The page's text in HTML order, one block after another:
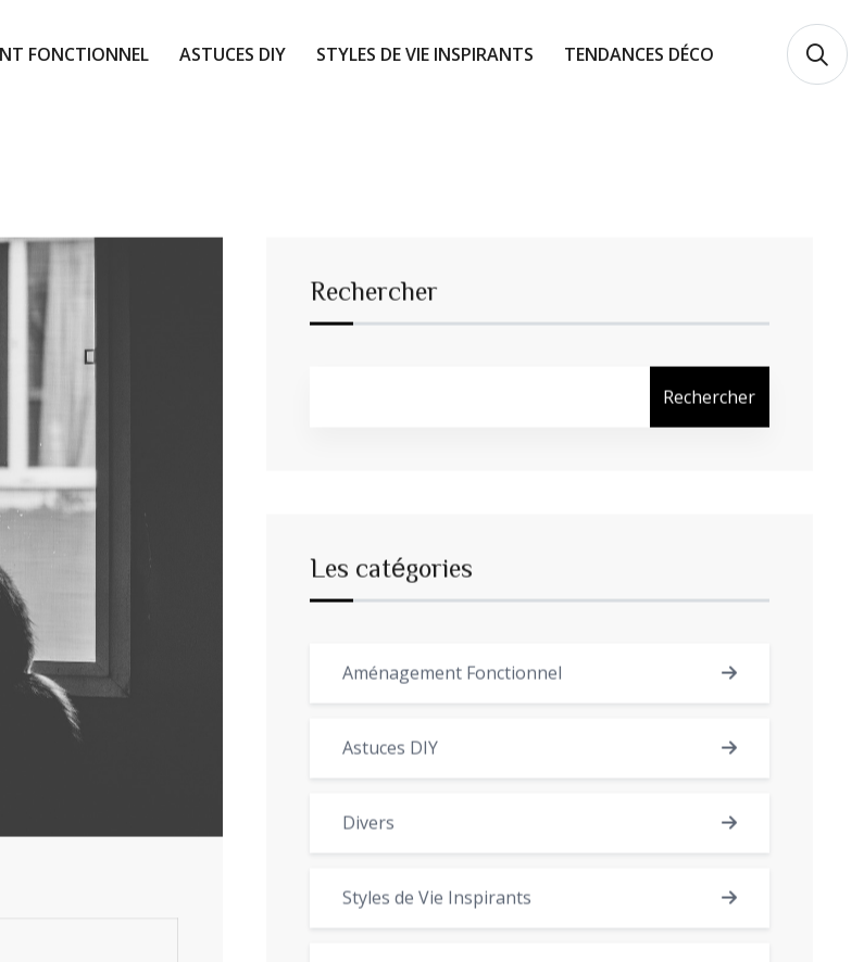
FONCTIONNEL ASTUCES DIY STYLES DE VIE INSPIRANTS TENDANCES DÉCO
Rechercher
Rechercher
Les catégories
Aménagement Fonctionnel
Astuces DIY
Divers
Styles de Vie Inspirants